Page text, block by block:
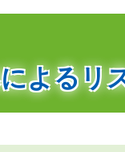
よるリ